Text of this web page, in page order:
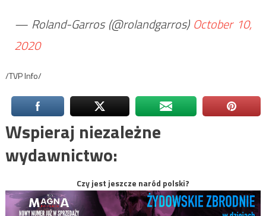
— Roland-Garros (@rolandgarros) October 10,
2020
/TVP Info/
Wspieraj niezależne
wydawnictwo:
Czy jest jeszcze naród polski?